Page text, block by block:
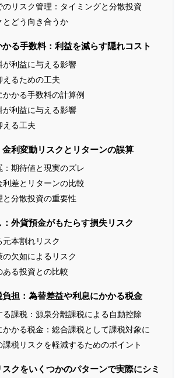
のリスク管理：タイミングと分散投資
とどう向き合うか
る手数料：利益を減らす隠れコスト
が利益に与える影響
えるための工夫
かかる手数料の計算例
が利益に与える影響
える工夫
利変動リスクとリターンの誤算
：期待値と現実のズレ
利差とリターンの比較
と分散投資の重要性
外貨預金がもたらす損失リスク
元本割れリスク
の欠如によるリスク
ある投資との比較
担：為替差益や利息にかかる税金
る課税：源泉分離課税による自動控除
かかる税金：総合課税として課税対象に
課税リスクを軽減するためのポイント
クをいくつかのパターンで実際にシミ